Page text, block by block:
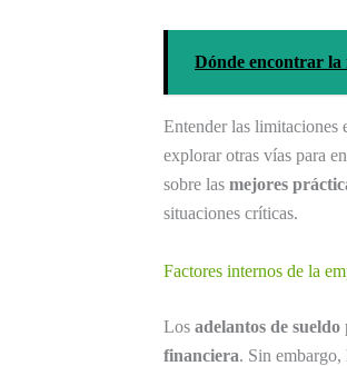
Dónde encontrar la
Entender las limitaciones
explorar otras vías para
sobre las mejores
situaciones críticas.
Factores internos de la
Los adelantos de sueldo
financiera. Sin embargo,